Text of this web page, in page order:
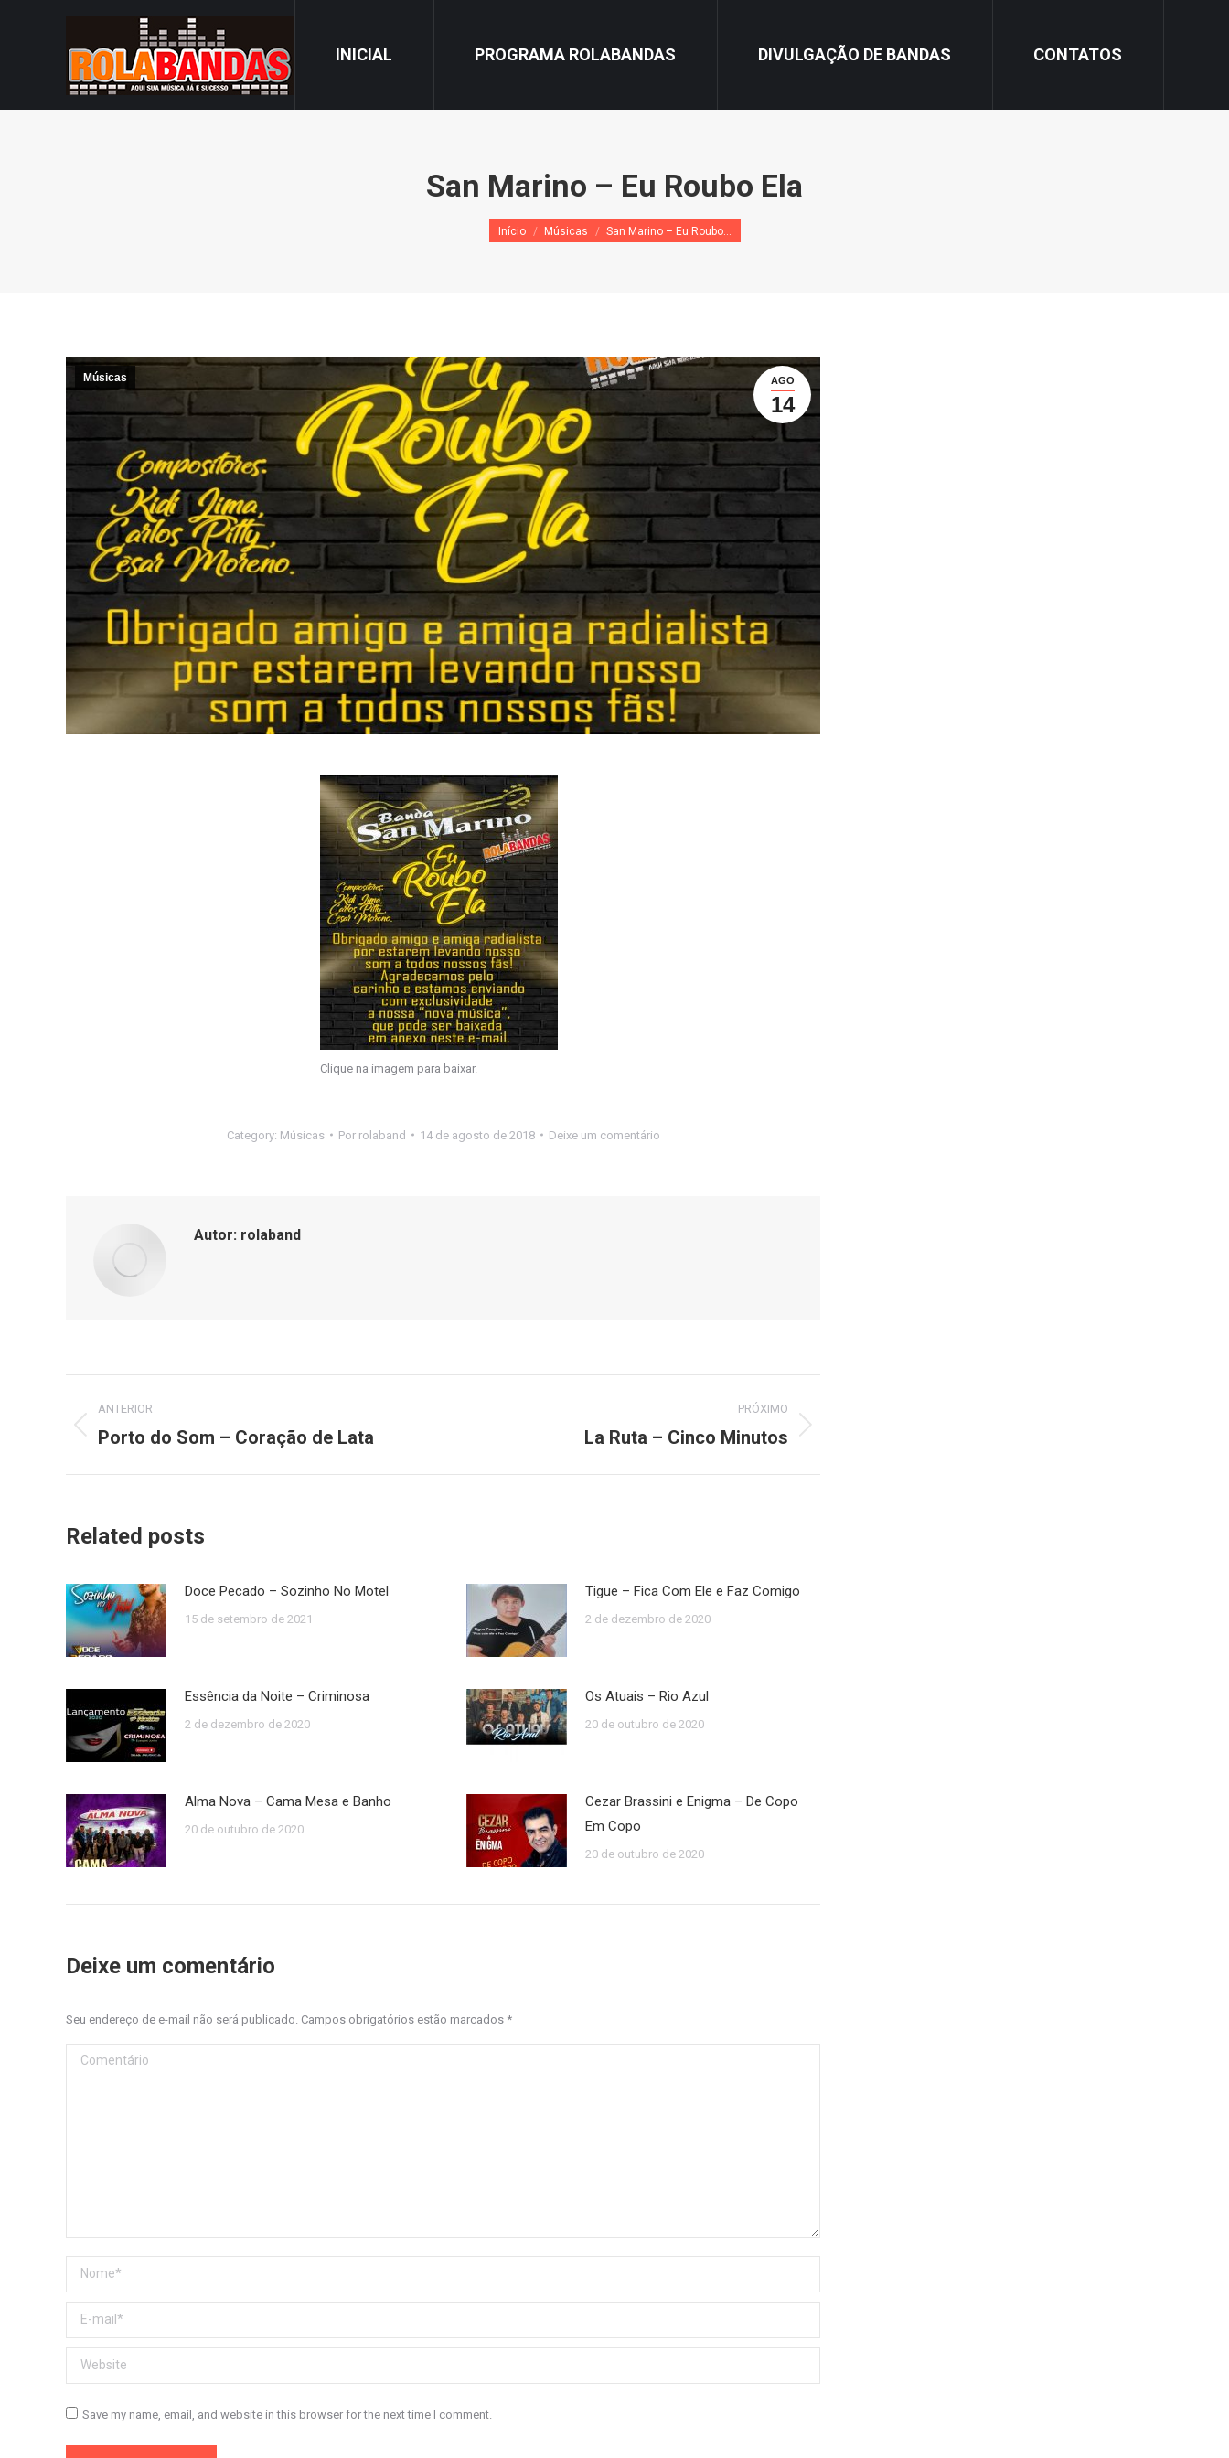
INICIAL PROGRAMA ROLABANDAS DIVULGAÇÃO DE BANDAS CONTATOS
San Marino – Eu Roubo Ela
Você está aqui:
Início Músicas San Marino – Eu Roubo…
AGO
14
Músicas
Clique na imagem para baixar.
Category: Músicas Por rolaband 14 de agosto de 2018 Deixe um comentário
Autor: rolaband
de
post:
ANTERIOR
Post
Porto do Som – Coração de Lata
PRÓXIMO
La Ruta – Cinco Minutos
Related posts
Doce Pecado – Sozinho No Motel
15 de setembro de 2021
Tigue – Fica Com Ele e Faz Comigo
2 de dezembro de 2020
Essência da Noite – Criminosa
2 de dezembro de 2020
Os Atuais – Rio Azul
20 de outubro de 2020
Alma Nova – Cama Mesa e Banho
20 de outubro de 2020
Cezar Brassini e Enigma – De Copo
Em Copo
20 de outubro de 2020
Deixe um comentário
Seu endereço de e-mail não será publicado. Campos obrigatórios estão marcados *
Comentário
Nome *
E-mail *
Website
Save my name, email, and website in this browser for the next time I comment.